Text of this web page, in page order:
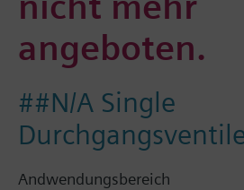
angeboten.
##N/A Single
Andwendungsbereich